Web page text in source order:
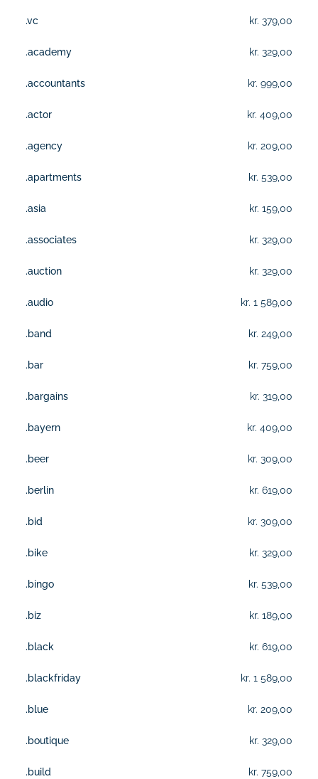
kr. 379,00
.vc
kr. 329,00
.academy
kr. 999,00
.accountants
kr. 409,00
.actor
kr. 209,00
.agency
kr. 539,00
.apartments
kr. 159,00
.asia
kr. 329,00
.associates
kr. 329,00
.auction
kr. 1 589,00
.audio
kr. 249,00
.band
kr. 759,00
.bar
kr. 319,00
.bargains
kr. 409,00
.bayern
kr. 309,00
.beer
kr. 619,00
.berlin
kr. 309,00
.bid
kr. 329,00
.bike
kr. 539,00
.bingo
kr. 189,00
.biz
kr. 619,00
.black
kr. 1 589,00
.blackfriday
kr. 209,00
.blue
kr. 329,00
.boutique
kr. 759,00
.build